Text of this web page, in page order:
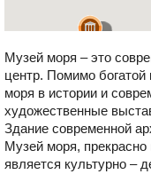
Музей моря – это
центр. Помимо
моря в истории и
художественные
Здание современной
Музей моря, прекрасно
является культурно –